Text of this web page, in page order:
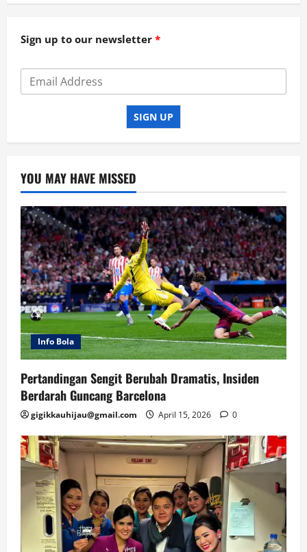
Sign up to our newsletter
SIGN UP
YOU MAY HAVE MISSED
Info Bola
Pertandingan Sengit Berubah Dramatis, Insiden
Berdarah Guncang Barcelona
gigikkauhijau@gmail.com April 15, 2026 0